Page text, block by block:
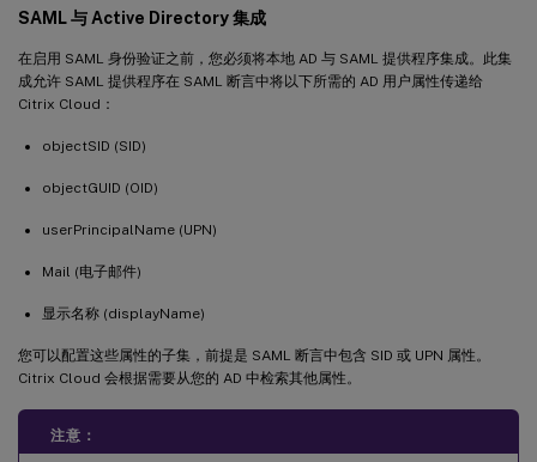
SAML 与 Active Directory 集成
在启用 SAML 身份验证之前，您必须将本地 AD 与 SAML 提供程序集成。此集
成允许 SAML 提供程序在 SAML 断言中将以下所需的 AD 用户属性传递给
Citrix Cloud：
objectSID (SID)
objectGUID (OID)
userPrincipalName (UPN)
Mail (电子邮件)
显示名称 (displayName)
您可以配置这些属性的子集，前提是 SAML 断言中包含 SID 或 UPN 属性。
Citrix Cloud 会根据需要从您的 AD 中检索其他属性。
注意：